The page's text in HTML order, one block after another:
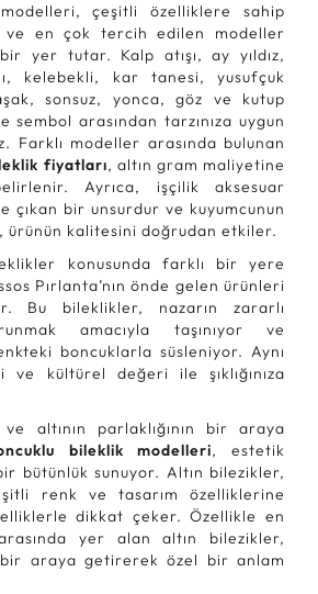
çeşitli özelliklere sahip
ve en çok tercih edilen modeller
yer tutar. Kalp atışı, ay yıldız,
kelebekli, kar tanesi, yusufçuk
sonsuz, yonca, göz ve kutup
sembol arasından tarzınıza uygun
Farklı modeller arasında bulunan
fiyatları, altın gram maliyetine
Ayrıca, işçilik aksesuar
çıkan bir unsurdur ve kuyumcunun
ürünün kalitesini doğrudan etkiler.
konusunda farklı bir yere
Pırlanta’nın önde gelen ürünleri
Bu bileklikler, nazarın zararlı
amacıyla taşınıyor ve
boncuklarla süsleniyor. Aynı
ve kültürel değeri ile şıklığınıza
altının parlaklığının bir araya
bileklik modelleri, estetik
bütünlük sunuyor. Altın bilezikler,
renk ve tasarım özelliklerine
dikkat çeker. Özellikle en
yer alan altın bilezikler,
bir araya getirerek özel bir anlam